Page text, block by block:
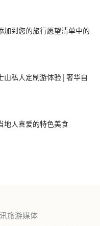
加到您的旅行愿望清单中的
山私人定制游体验 | 奢华自
地人喜爱的特色美食
旅游媒体